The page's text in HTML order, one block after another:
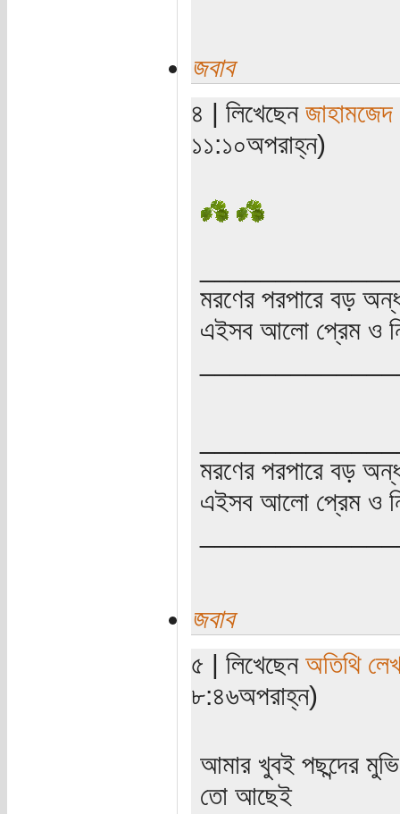
জবাব
৪ | লিখেছেন জাহামজেদ
১১:১০অপরাহ্ন)
মরণের পরপারে বড়
এইসব আলো প্রেম ও
মরণের পরপারে বড়
এইসব আলো প্রেম ও
জবাব
৫ | লিখেছেন অতিথি
৮:৪৬অপরাহ্ন)
আমার খুবই পছন্দের
তো আছেই